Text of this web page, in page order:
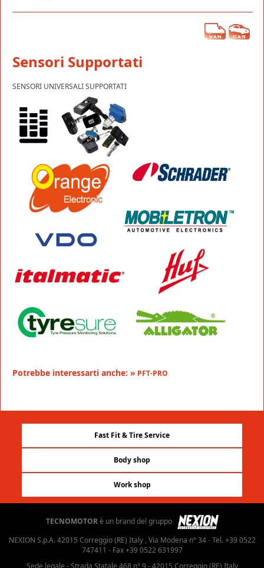
Sensori Supportati
SENSORI UNIVERSALI SUPPORTATI
Potrebbe interessarti anche: » PFT-PRO
Fast Fit & Tire Service
Body shop
Work shop
TECNOMOTORè un brand del gruppo
NEXION S.p.A. 42015 Correggio (RE) Italy , Via Modena n° 34 - Tel. +39 0522
747411 - Fax +39 0522 631997